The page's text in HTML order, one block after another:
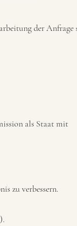
der Anfrage
als Staat mit
zu verbessern.